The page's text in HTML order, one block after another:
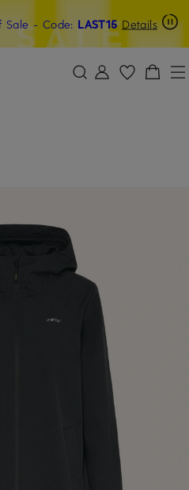
ZUM SUCHFELD ÜBERSPRINGEN
Sale- Code: LAST15 Details
mit Beyond sichern